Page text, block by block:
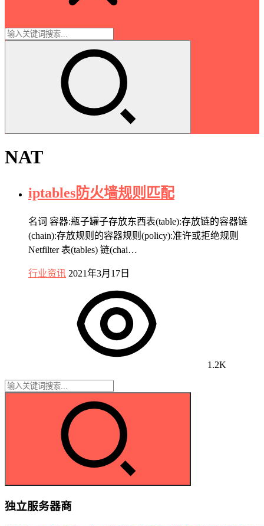
NAT
iptables防火墙规则匹配
名词 容器:瓶子罐子存放东西表(table):存放链的容器链
(chain):存放规则的容器规则(policy):准许或拒绝规则
Netfilter 表(tables) 链(chai…
行业资讯 2021年3月17日
1.2K
独立服务器商